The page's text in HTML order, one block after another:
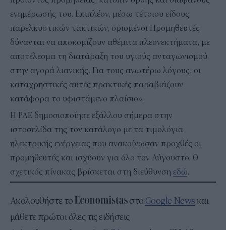
ενημέρωσής του. Επιπλέον, μέσω τέτοιου είδους
παρελκυστικών τακτικών, ορισμένοι Προμηθευτές
δύνανται να αποκομίζουν αθέμιτα πλεονεκτήματα, με
αποτέλεσμα τη διατάραξη του υγιούς ανταγωνισμού
στην αγορά λιανικής. Για τους ανωτέρω λόγους, οι
καταχρηστικές αυτές πρακτικές παραβιάζουν
κατάφορα το υφιστάμενο πλαίσιο».
Η ΡΑΕ δημοσιοποίησε εξάλλου σήμερα στην
ιστοσελίδα της τον κατάλογο με τα τιμολόγια
ηλεκτρικής ενέργειας που ανακοίνωσαν προχθές οι
προμηθευτές και ισχύουν για όλο τον Αύγουστο. Ο
σχετικός πίνακας βρίσκεται στη διεύθυνση εδώ.
Ακολουθήστε το στο Google Newsκαι
μάθετε πρώτοι όλες τις ειδήσεις